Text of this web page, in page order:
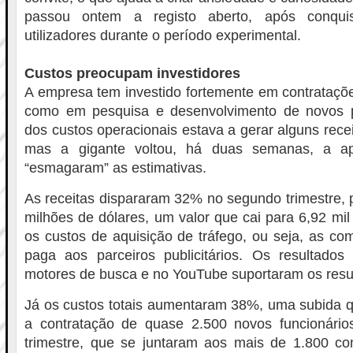
passou ontem a registo aberto, após
utilizadores durante o período experimental.
Custos preocupam investidores
A empresa tem investido fortemente em
como em pesquisa e desenvolvimento de novos
dos custos operacionais estava a gerar alguns
mas a gigante voltou, há duas semanas, a
“esmagaram” as estimativas.
As receitas dispararam 32% no segundo trimestre,
milhões de dólares, um valor que cai para 6,92
os custos de aquisição de tráfego, ou seja, as
paga aos parceiros publicitários. Os
motores de busca e no YouTube suportaram os
Já os custos totais aumentaram 38%, uma subida
a contratação de quase 2.500 novos
trimestre, que se juntaram aos mais de 1.800